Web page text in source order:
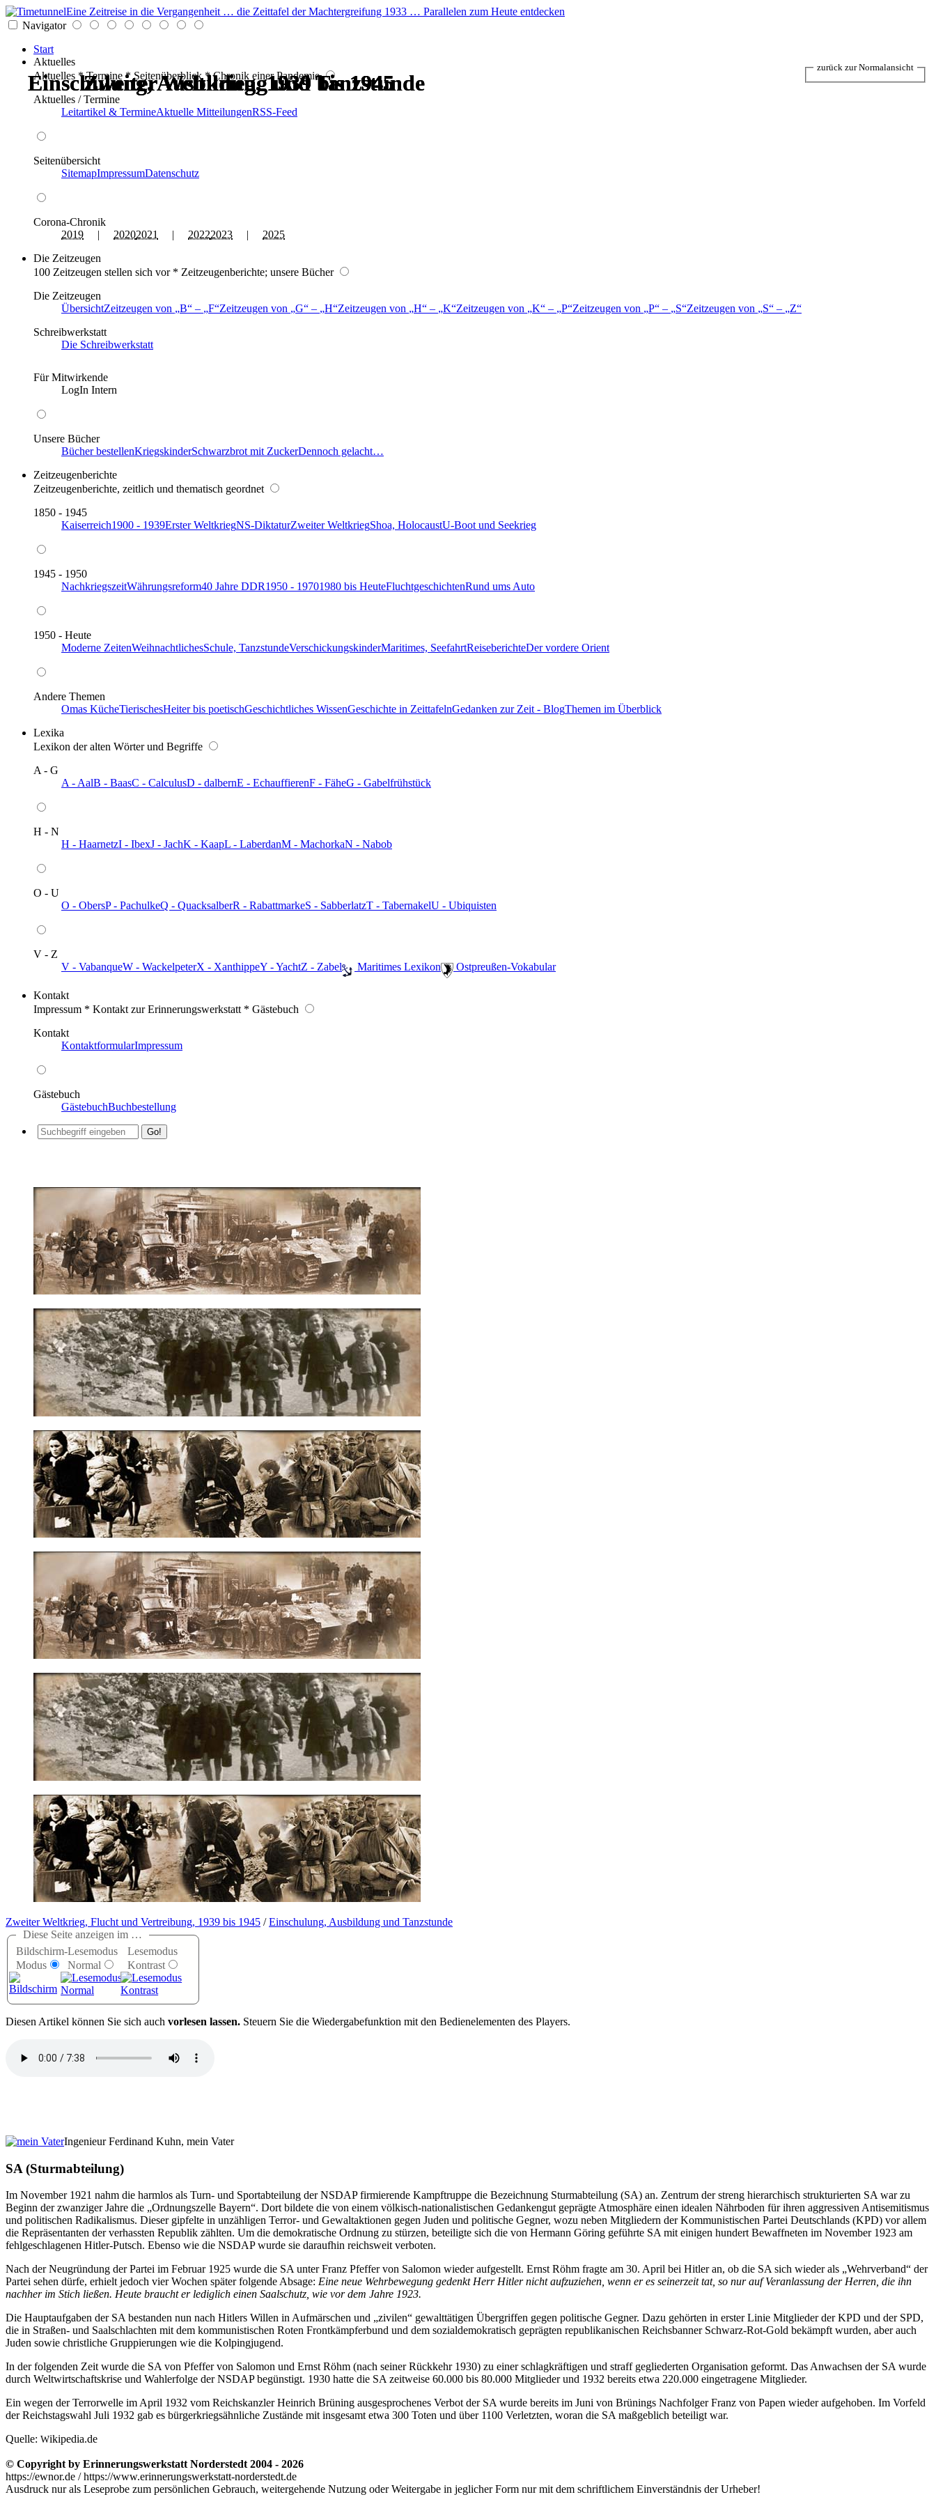
Eine Zeitreise in die Vergangenheit … die Zeittafel der Machtergreifung 1933 … Parallelen zum Heute entdecken
Navigator
Start
Aktuelles
Aktuelles * Termine * Seitenüberblick * Chronik einer Pandemie
Aktuelles / Termine
Leitartikel & TermineAktuelle MitteilungenRSS-Feed
Seitenübersicht
SitemapImpressumDatenschutz
Corona-Chronik
2019 | 20202021 | 20222023 | 2025
Die Zeitzeugen
100 Zeitzeugen stellen sich vor * Zeitzeugenberichte; unsere Bücher
Die Zeitzeugen
ÜbersichtZeitzeugen von B – F Zeitzeugen von G – H Zeitzeugen von H – K Zeitzeugen von K – P Zeitzeugen von P – S Zeitzeugen von S –
Z
Schreibwerkstatt
Die Schreibwerkstatt
Für Mitwirkende
LogIn Intern
Unsere Bücher
Bücher bestellenKriegskinderSchwarzbrot mit ZuckerDennoch gelacht…
Zeitzeugenberichte
Zeitzeugenberichte, zeitlich und thematisch geordnet
1850 - 1945
Kaiserreich1900 - 1939Erster WeltkriegNS-DiktaturZweiter WeltkriegShoa, HolocaustU-Boot und Seekrieg
1945 - 1950
NachkriegszeitWährungsreform40 Jahre DDR1950 - 19701980 bis HeuteFluchtgeschichtenRund ums Auto
1950 - Heute
Moderne ZeitenWeihnachtlichesSchule, TanzstundeVerschickungskinderMaritimes, SeefahrtReiseberichteDer vordere Orient
Andere Themen
Omas KücheTierischesHeiter bis poetischGeschichtliches WissenGeschichte in ZeittafelnGedanken zur Zeit - BlogThemen im Überblick
Lexika
Lexikon der alten Wörter und Begriffe
A - G
A - AalB - BaasC - CalculusD - dalbernE - EchauffierenF - FäheG - Gabelfrühstück
H - N
H - HaarnetzI - IbexJ - JachK - KaapL - LaberdanM - MachorkaN - Nabob
O - U
O - ObersP - PachulkeQ - QuacksalberR - RabattmarkeS - SabberlatzT - TabernakelU - Ubiquisten
V - Z
V - VabanqueW - WackelpeterX - XanthippeY - YachtZ - Zabel ️ Maritimes Lexikon ️ Ostpreußen-Vokabular
Kontakt
Impressum * Kontakt zur Erinnerungswerkstatt * Gästebuch
Kontakt
KontaktformularImpressum
Gästebuch
GästebuchBuchbestellung
Zweiter Weltkrieg, 1939 bis 1945
Einschulung, Ausbildung und Tanzstunde
Zweiter Weltkrieg, 1939 bis 1945
Zweiter Weltkrieg, 1939 bis 1945
Einschulung, Ausbildung und Tanzstunde
Zweiter Weltkrieg, 1939 bis 1945
Zweiter Weltkrieg, Flucht und Vertreibung, 1939 bis 1945 /Einschulung, Ausbildung und Tanzstunde
Diese Seite anzeigen im …
Bildschirm-
Modus
Lesemodus
Normal
Lesemodus
Kontrast
Diesen Artikel können Sie sich auch vorlesen lassen. Steuern Sie die Wiedergabefunktion mit den Bedienelementen des Players.
Ingenieur Ferdinand Kuhn, mein Vater
SA (Sturmabteilung)
Im November 1921 nahm die harmlos als Turn- und Sportabteilung der NSDAP firmierende Kampftruppe die Bezeichnung Sturmabteilung (SA) an. Zentrum der streng hierarchisch strukturierten SA war zu
Beginn der zwanziger Jahre die
Ordnungszelle Bayern . Dort bildete die von einem völkisch-nationalistischen Gedankengut geprägte Atmosphäre einen idealen Nährboden für ihren aggressiven Antisemitismus
und politischen Radikalismus. Dieser gipfelte in unzähligen Terror- und Gewaltaktionen gegen Juden und politische Gegner, wozu neben Mitgliedern der Kommunistischen Partei Deutschlands (KPD) vor allem
die Repräsentanten der verhassten Republik zählten. Um die demokratische Ordnung zu stürzen, beteiligte sich die von Hermann Göring geführte SA mit einigen hundert Bewaffneten im November 1923 am
fehlgeschlagenen Hitler-Putsch. Ebenso wie die NSDAP wurde sie daraufhin reichsweit verboten.
Nach der Neugründung der Partei im Februar 1925 wurde die SA unter Franz Pfeffer von Salomon wieder aufgestellt. Ernst Röhm fragte am 30. April bei Hitler an, ob die SA sich wieder als
Wehrverband
der
Partei sehen dürfe, erhielt jedoch vier Wochen später folgende Absage: Eine neue Wehrbewegung gedenkt Herr Hitler nicht aufzuziehen, wenn er es seinerzeit tat, so nur auf Veranlassung der Herren, die ihn
nachher im Stich ließen. Heute braucht er lediglich einen Saalschutz, wie vor dem Jahre 1923.
Die Hauptaufgaben der SA bestanden nun nach Hitlers Willen in Aufmärschen und
zivilen
gewalttätigen Übergriffen gegen politische Gegner. Dazu gehörten in erster Linie Mitglieder der KPD und der SPD,
die in Straßen- und Saalschlachten mit dem kommunistischen Roten Frontkämpferbund und dem sozialdemokratisch geprägten republikanischen Reichsbanner Schwarz-Rot-Gold bekämpft wurden, aber auch
Juden sowie christliche Gruppierungen wie die Kolpingjugend.
In der folgenden Zeit wurde die SA von Pfeffer von Salomon und Ernst Röhm (nach seiner Rückkehr 1930) zu einer schlagkräftigen und straff gegliederten Organisation geformt. Das Anwachsen der SA wurde
durch Weltwirtschaftskrise und Wahlerfolge der NSDAP begünstigt. 1930 hatte die SA zeitweise 60.000 bis 80.000 Mitglieder und 1932 bereits etwa 220.000 eingetragene Mitglieder.
Ein wegen der Terrorwelle im April 1932 vom Reichskanzler Heinrich Brüning ausgesprochenes Verbot der SA wurde bereits im Juni von Brünings Nachfolger Franz von Papen wieder aufgehoben. Im Vorfeld
der Reichstagswahl Juli 1932 gab es bürgerkriegsähnliche Zustände mit insgesamt etwa 300 Toten und über 1100 Verletzten, woran die SA maßgeblich beteiligt war.
Quelle: Wikipedia.de
© Copyright by Erinnerungswerkstatt Norderstedt 2004 - 2026
https://ewnor.de / https://www.erinnerungswerkstatt-norderstedt.de
Ausdruck nur als Leseprobe zum persönlichen Gebrauch, weitergehende Nutzung oder Weitergabe in jeglicher Form nur mit dem schriftlichem Einverständnis der Urheber!
zurück zur Normalansicht